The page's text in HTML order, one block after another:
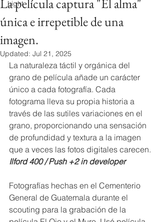
Light
La película captura "El alma"
única e irrepetible de una
imagen.
Updated: Jul 21, 2025
La naturaleza táctil y orgánica del
grano de película añade un carácter
único a cada fotografía. Cada
fotograma lleva su propia historia a
través de las sutiles variaciones en el
grano, proporcionando una sensación
de profundidad y textura a la imagen
que a veces las fotos digitales carecen.
Ilford 400 / Push +2 in developer
Fotografías hechas en el Cementerio
General de Guatemala durante el
scouting para la grabación de la